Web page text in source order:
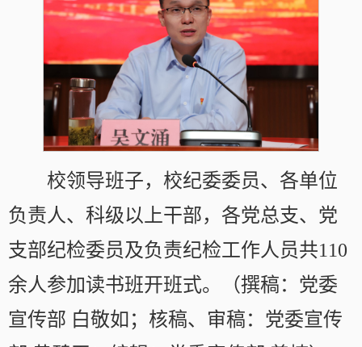
校领导班子，校纪委委员、各单位
负责人、科级以上干部，各党总支、党
支部纪检委员及负责纪检工作人员共110
余人参加读书班开班式。（撰稿：党委
宣传部 白敬如；核稿、审稿：党委宣传